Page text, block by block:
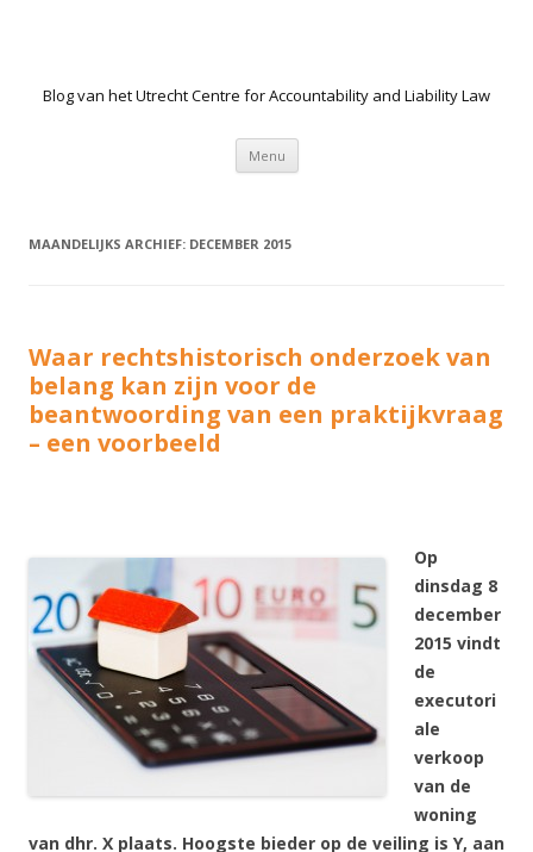
Blog van het Utrecht Centre for Accountability and Liability Law
Menu Spring naar de inhoud
MAANDELIJKS ARCHIEF: DECEMBER 2015
Waar rechtshistorisch onderzoek van
belang kan zijn voor de
beantwoording van een praktijkvraag
– een voorbeeld
Op
dinsdag 8
december
2015 vindt
de
executori
ale
verkoop
van de
woning
van dhr. X plaats. Hoogste bieder op de veiling is Y, aan